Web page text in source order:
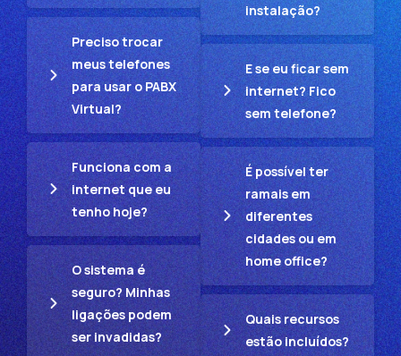
Preciso trocar
meus telefones
para usar o PABX
Virtual?
Funciona com a
internet que eu
tenho hoje?
O sistema é
seguro? Minhas
ligações podem
ser invadidas?
instalação?
E se eu ficar sem
internet? Fico
sem telefone?
É possível ter
ramais em
diferentes
cidades ou em
home office?
Quais recursos
estão incluídos?